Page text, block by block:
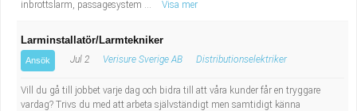
inbrottslarm, passagesystem ...
Visa mer
Larminstallatör/Larmtekniker
Ansök Jul 2 Verisure Sverige AB Distributionselektriker
Vill du gå till jobbet varje dag och bidra till att våra kunder får en tryggare
vardag? Trivs du med att arbeta självständigt men samtidigt känna